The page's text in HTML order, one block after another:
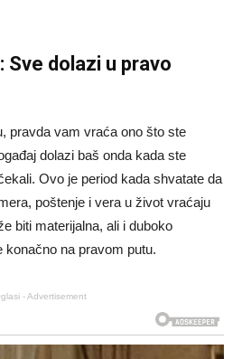
Sve dolazi u pravo
pravda vam vraća ono što ste
dolazi baš onda kada ste
Ovo je period kada shvatate da
poštenje i vera u život vraćaju
biti materijalna, ali i duboko
na pravom putu.
- Advertisement